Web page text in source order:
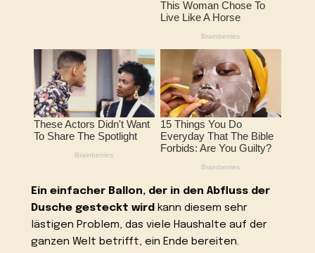
Ein einfacher Ballon, der in den Abfluss der
Dusche gesteckt wird kann diesem sehr
lästigen Problem, das viele Haushalte auf der
ganzen Welt betrifft, ein Ende bereiten.